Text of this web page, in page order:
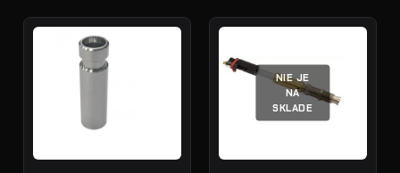
NIE JE
NA
SKLADE